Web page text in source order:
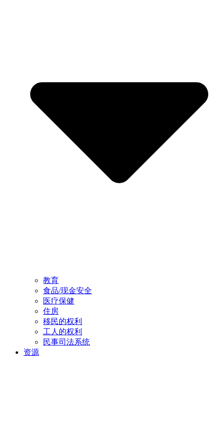
教育
食品/现金安全
医疗保健
住房
移民的权利
工人的权利
民事司法系统
资源